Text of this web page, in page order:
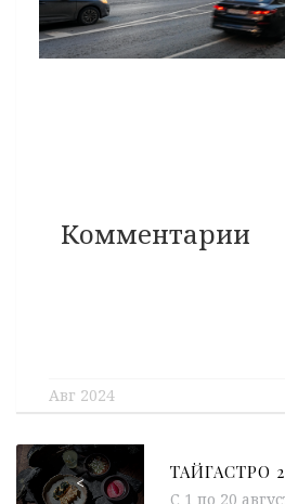
Комментарии
Авг 2024
<
ТАЙГАСТРО